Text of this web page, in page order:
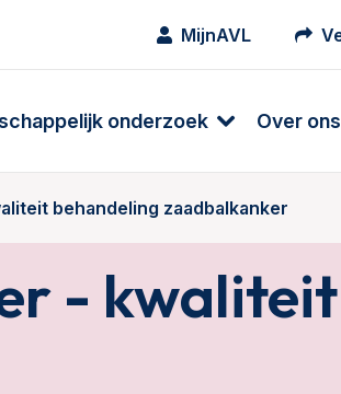
MijnAVL
onderzoek Over ons
behandeling zaadbalkanker
- kwaliteit